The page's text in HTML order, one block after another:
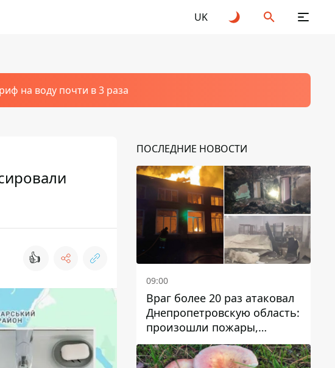
UK
на воду почти в 3 раза
👍
ПОСЛЕДНИЕ НОВОСТИ
09:00
Враг более 20 раз атаковал
Днепропетровскую область:
произошли пожары,
повреждены дома,
инфраструктура и авто